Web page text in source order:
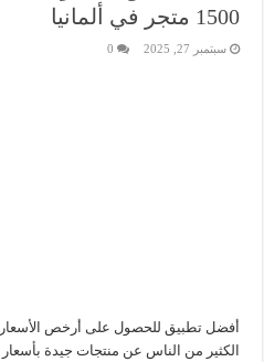
1500 متجر في ألمانيا
سبتمبر 27, 2025 0
الكثير من الناس عن منتجات جيدة